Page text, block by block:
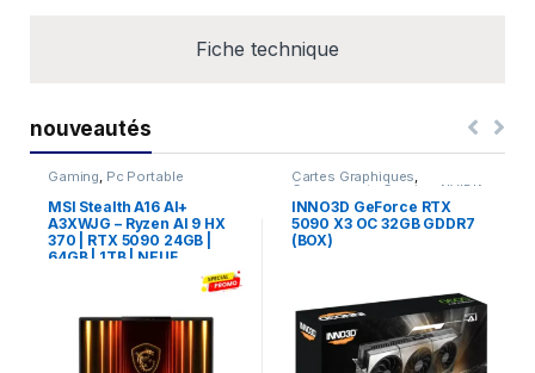
Fiche technique
nouveautés
Gaming, Pc Portable
MSI Stealth A16 AI+
A3XWJG – Ryzen AI 9 HX
370 | RTX 5090 24GB |
64GB | 1TB | NEUF
Cartes Graphiques,
Composants Gaming NVIDIA
INNO3D GeForce RTX
5090 X3 OC 32GB GDDR7
(BOX)